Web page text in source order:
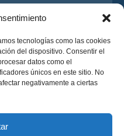
tecnologías como las cookies
del dispositivo. Consentir el
datos como el
únicos en este sitio. No
negativamente a ciertas